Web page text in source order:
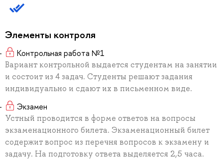
Элементы контроля
Контрольная работа №1
Вариант контрольной выдается студентам на занятии
и состоит из 4 задач. Студенты решают задания
индивидуально и сдают их в письменном виде.
Экзамен
Устный проводится в форме ответов на вопросы
экзаменационного билета. Экзаменационный билет
содержит вопрос из перечня вопросов к экзамену и
задачу. На подготовку ответа выделяется 2,5 часа.